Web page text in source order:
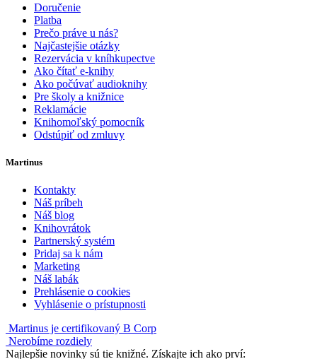
Doručenie
Platba
Prečo práve u nás?
Najčastejšie otázky
Rezervácia v kníhkupectve
Ako čítať e-knihy
Ako počúvať audioknihy
Pre školy a knižnice
Reklamácie
Knihomoľský pomocník
Odstúpiť od zmluvy
Martinus
Kontakty
Náš príbeh
Náš blog
Knihovrátok
Partnerský systém
Pridaj sa k nám
Marketing
Náš labák
Prehlásenie o cookies
Vyhlásenie o prístupnosti
Martinus je certifikovaný B Corp
Nerobíme rozdiely
Najlepšie novinky sú tie knižné. Získajte ich ako prví: